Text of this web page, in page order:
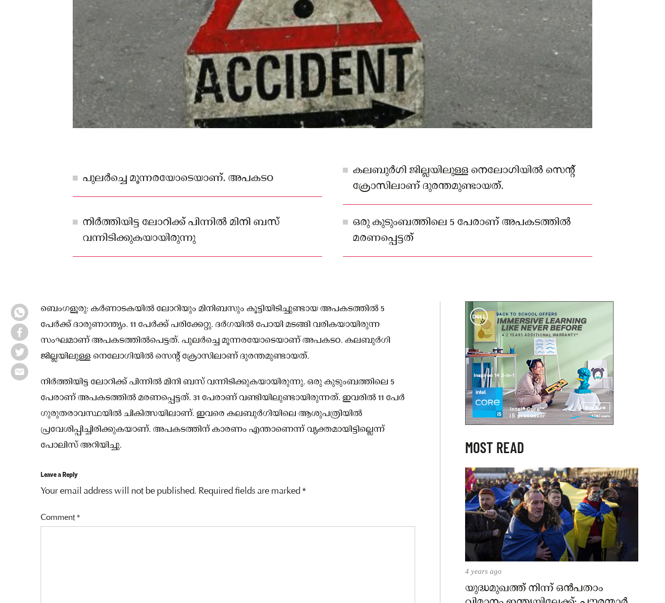
പുലർച്ചെ മൂന്നരയോടെയാണ്. അപകടo
കലബുർഗി ജില്ലയിലുള്ള നെലോഗിയിൽ സെന്റ്
ക്രോസിലാണ് ദുരന്തമുണ്ടായത്.
നിർത്തിയിട്ട ലോറിക്ക് പിന്നിൽ മിനി ബസ്
വന്നിടിക്കുകയായിരുന്നു
ഒരു കുടുംബത്തിലെ 5 പേരാണ് അപകടത്തിൽ
മരണപ്പെട്ടത്
ബെംഗളൂരു: കർണാടകയിൽ ലോറിയും മിനിബസും കൂട്ടിയിടിച്ചുണ്ടായ അപകടത്തിൽ 5
പേർക്ക് ദാരുണാന്ത്യം. 11 പേർക്ക് പരിക്കേറ്റു. ദർഗയിൽ പോയി മടങ്ങി വരികയായിരുന്ന
സംഘമാണ് അപകടത്തിൽപെട്ടത്. പുലർച്ചെ മൂന്നരയോടെയാണ് അപകടo. കലബുർഗി
ജില്ലയിലുള്ള നെലോഗിയിൽ സെന്റ് ക്രോസിലാണ് ദുരന്തമുണ്ടായത്.
നിർത്തിയിട്ട ലോറിക്ക് പിന്നിൽ മിനി ബസ് വന്നിടിക്കുകയായിരുന്നു. ഒരു കുടുംബത്തിലെ 5
പേരാണ് അപകടത്തിൽ മരണപ്പെട്ടത്. 31 പേരാണ് വണ്ടിയിലുണ്ടായിരുന്നത്. ഇവരിൽ 11 പേർ
ഗുരുതരാവസ്ഥയിൽ ചികിത്സയിലാണ്. ഇവരെ കലബുർഗിയിലെ ആശുപത്രിയിൽ
പ്രവേശിപ്പിച്ചിരിക്കുകയാണ്. അപകടത്തിന് കാരണം എന്താണെന്ന് വ്യക്തമായിട്ടില്ലെന്ന്
പോലിസ് അറിയിച്ചു.
Leave a Reply
Your email address will not be published. Required fields are marked*
Comment*
MOST READ
4 years ago
യുദ്ധമുഖത്ത് നിന്ന് ഒൻപതാം